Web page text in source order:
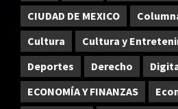
CIUDAD DE MEXICO
Cultura
Cultura y
Deportes
Derecho
ECONOMÍA Y FINANZAS